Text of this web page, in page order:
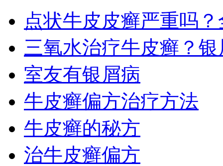
点状牛皮皮癣严重吗
三氧水治疗牛皮癣？
室友有银屑病
牛皮癣偏方治疗方法
牛皮癣的秘方
治牛皮癣偏方